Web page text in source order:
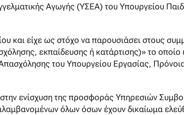
Αγωγής (ΥΣΕΑ) του Υπουργείου
και είχε ως στόχο να παρουσιάσει στους
εκπαίδευσης ή κατάρτισης)» το οποίο
του Υπουργείου Εργασίας,
ενίσχυση της προσφοράς Υπηρεσιών
όλων όσων έχουν δικαίωμα